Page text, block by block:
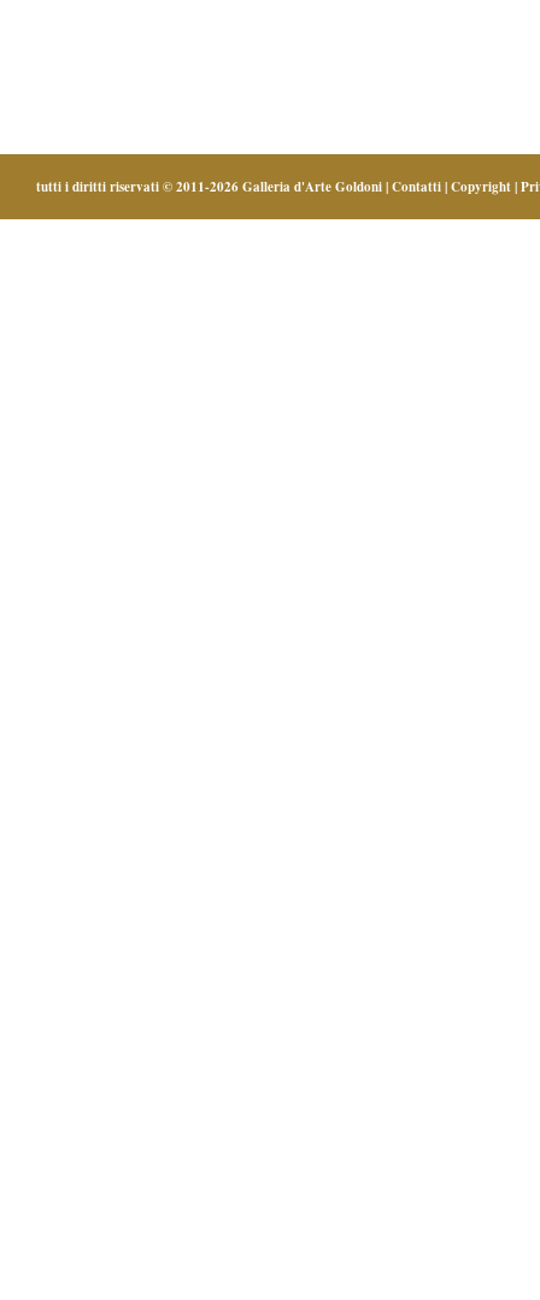
tutti i diritti riservati © 2011-2026Galleria d'Arte Goldoni|Contatti|Copyright|